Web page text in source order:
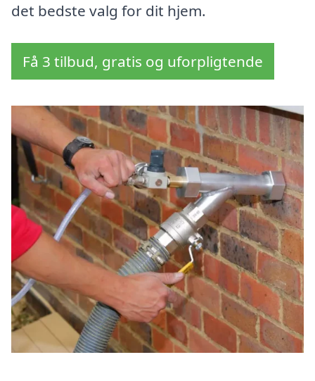
det bedste valg for dit hjem.
Få 3 tilbud, gratis og uforpligtende